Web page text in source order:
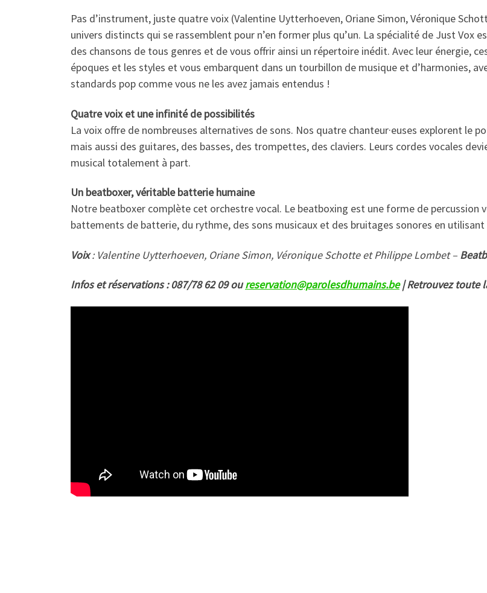
Pas d’instrument, juste quatre voix (Valentine Uytterhoeven, Oriane Simon, Véronique
univers distincts qui se rassemblent pour n’en former plus qu’un. La spécialité de Just
des chansons de tous genres et de vous offrir ainsi un répertoire inédit. Avec leur énergie,
époques et les styles et vous embarquent dans un tourbillon de musique et d’harmonies,
standards pop comme vous ne les avez jamais entendus !
Quatre voix et une infinité de possibilités
La voix offre de nombreuses alternatives de sons. Nos quatre chanteur·euses explorent le
mais aussi des guitares, des basses, des trompettes, des claviers. Leurs cordes vocales
musical totalement à part.
Un beatboxer, véritable batterie humaine
Notre beatboxer complète cet orchestre vocal. Le beatboxing est une forme de percussion
battements de batterie, du rythme, des sons musicaux et des bruitages sonores en utilisant
Voix: Valentine Uytterhoeven, Oriane Simon, Véronique Schotte et Philippe Lombet –
Infos et réservations : 087/78 62 09 oureservation@parolesdhumains.be| Retrouvez toute